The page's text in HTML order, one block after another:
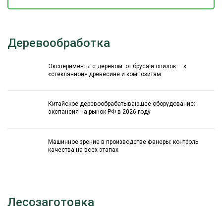
Деревообработка
Эксперименты с деревом: от бруса и опилок — к
«стеклянной» древесине и композитам
Китайское деревообрабатывающее оборудование:
экспансия на рынок РФ в 2026 году
Машинное зрение в производстве фанеры: контроль
качества на всех этапах
Лесозаготовка